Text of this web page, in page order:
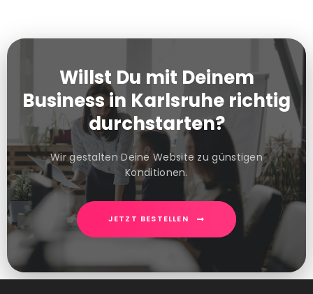
Willst Du mit Deinem
Business in Karlsruhe richtig
durchstarten?
Wir gestalten Deine Website zu günstigen
Konditionen.
JETZT BESTELLEN